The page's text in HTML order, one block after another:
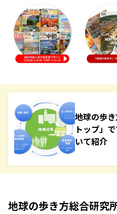
地球の歩
トップ」
いて紹介
地球の歩き方総合研究